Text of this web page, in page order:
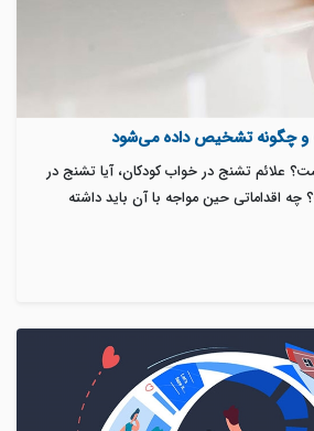
چگونه تشخیص داده می‌شود
علائم تشنج در خواب کودکان، آیا تشنج در
اقداماتی حین مواجه با آن باید داشته